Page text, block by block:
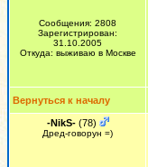
Сообщения: 2808
Зарегистрирован:
31.10.2005
Откуда: выживаю в Москве
Вернуться к началу
-NikS-(78)
Дред-говорун =)